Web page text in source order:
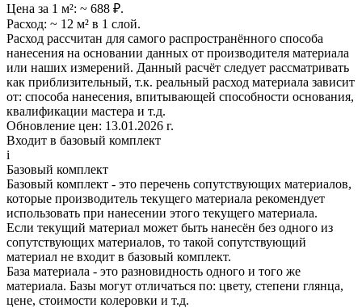
Цена за 1 м²: ~ 688 ₽.
Расход: ~ 12 м² в 1 слой.
Расход рассчитан для самого распространённого способа
нанесения на основании данных от производителя материала
или наших измерений. Данный расчёт следует рассматривать
как приблизительный, т.к. реальный расход материала зависит
от: способа нанесения, впитывающей способности основания,
квалификации мастера и т.д.
Обновление цен: 13.01.2026 г.
Входит в базовый комплект
i
Базовый комплект
Базовый комплект - это перечень сопутствующих материалов,
которые производитель текущего материала рекомендует
использовать при нанесении этого текущего материала.
Если текущий материал может быть нанесён без одного из
сопутствующих материалов, то такой сопутствующий
материал не входит в базовый комплект.
База материала - это разновидность одного и того же
материала. Базы могут отличаться по: цвету, степени глянца,
цене, стоимости колеровки и т.д.